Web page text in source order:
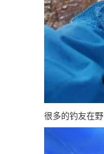
很多的钓友在